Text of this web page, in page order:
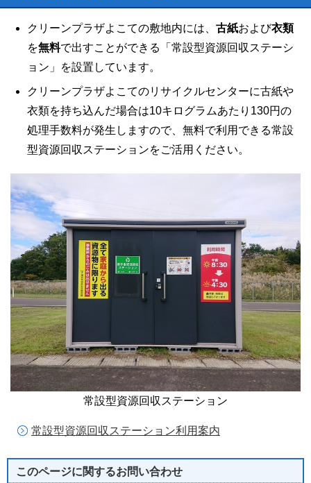
クリーンプラザよこての敷地内には、 古紙および衣類
を無料で出すことができる「常設型資源回収ステーシ
ョン」を設置しています。
クリーンプラザよこてのリサイクルセンターに古紙や
衣類を持ち込んだ場合は10キログラムあたり130円の
処理手数料が発生しますので、無料で利用できる常設
型資源回収ステーションをご活用ください。
常設型資源回収ステーション
常設型資源回収ステーション利用案内
このページに関するお問い合わせ